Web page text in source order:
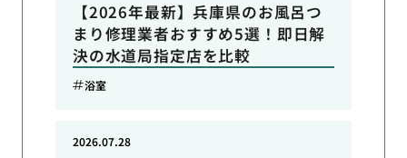
【2026年最新】兵庫県のお風呂つ
まり修理業者おすすめ5選！即日解
決の水道局指定店を比較
浴室
2026.07.28